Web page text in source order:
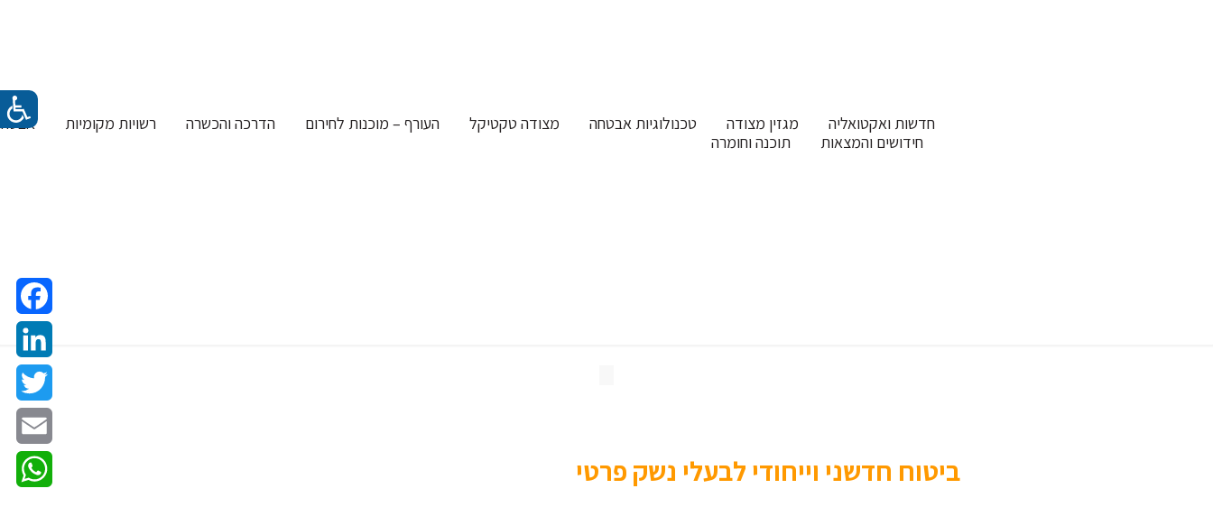
חדשות ואקטואליה מגזין מצודה טכנולוגיות אבטחה מצודה טקטיקל העורף – מוכנות לחירום הדרכה והכשרה רשויות מקומיות
חידושים והמצאות
תוכנה וחומרה
ביטוח חדשני וייחודי לבעלי נשק פרטי
Twitter
Email